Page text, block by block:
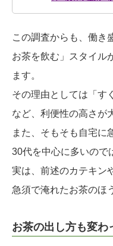
この調査からも、働き
お茶を飲む」スタイル
ます。
その理由としては「す
など、利便性の高さが
また、そもそも自宅に
30代を中心に多いので
実は、前述のカテキン
急須で淹れたお茶のほ
お茶の出し方も変わ